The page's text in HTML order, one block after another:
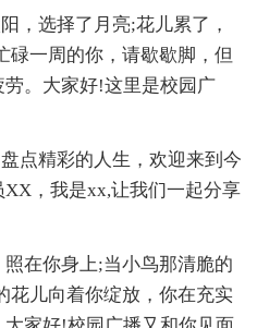
，选择了月亮;花儿累了，
碌一周的你，请歇歇脚，但
。大家好!这里是校园广
点精彩的人生，欢迎来到今
，我是xx,让我们一起分享
在你身上;当小鸟那清脆的
花儿向着你绽放，你在充实